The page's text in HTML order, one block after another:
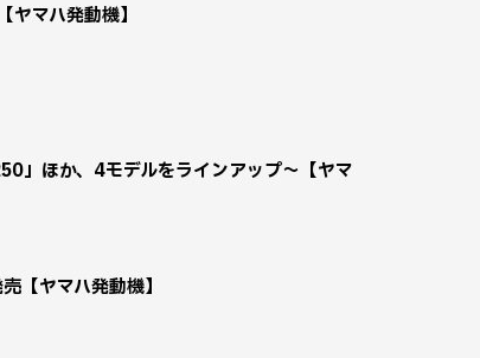
マハ発動機】
」ほか、4モデルをラインアップ～【ヤマ
【ヤマハ発動機】